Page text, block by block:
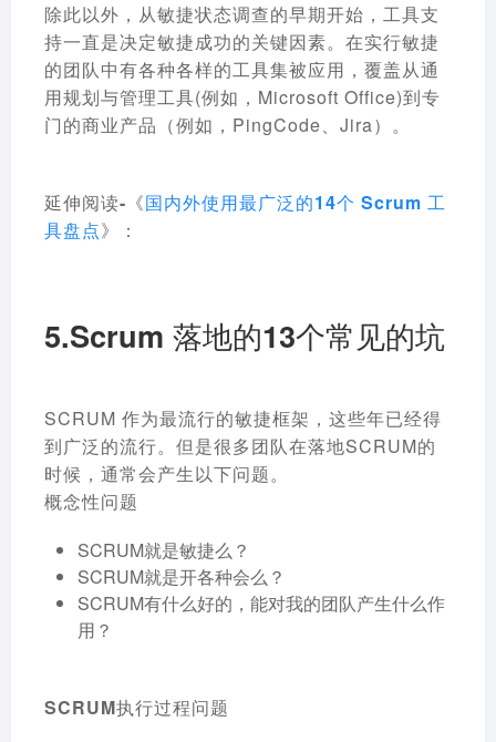
除此以外，从敏捷状态调查的早期开始，工具支
持一直是决定敏捷成功的关键因素。在实行敏捷
的团队中有各种各样的工具集被应用，覆盖从通
用规划与管理工具(例如，Microsoft Office)到专
门的商业产品（例如，PingCode、Jira）。
延伸阅读-《国内外使用最广泛的14个 Scrum 工
具盘点》：
5.Scrum 落地的13个常见的坑
SCRUM 作为最流行的敏捷框架，这些年已经得
到广泛的流行。但是很多团队在落地SCRUM的
时候，通常会产生以下问题。
概念性问题
SCRUM就是敏捷么？
SCRUM就是开各种会么？
SCRUM有什么好的，能对我的团队产生什么作
用？
SCRUM执行过程问题